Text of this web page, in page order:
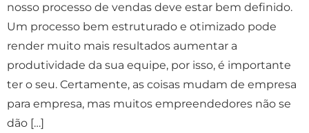
nosso processo de vendas deve estar bem definido.
Um processo bem estruturado e otimizado pode
render muito mais resultados aumentar a
produtividade da sua equipe, por isso, é importante
ter o seu. Certamente, as coisas mudam de empresa
para empresa, mas muitos empreendedores não se
dão […]